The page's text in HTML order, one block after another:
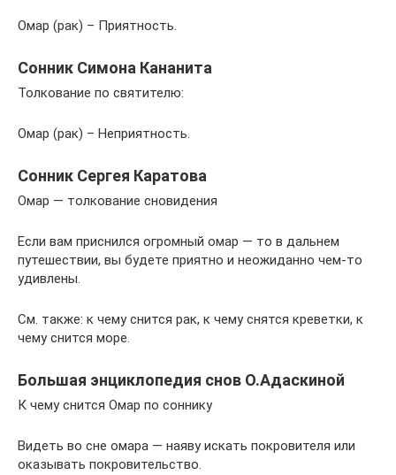
Омар (рак) – Приятность.
Сонник Симона Кананита
Толкование по святителю:
Омар (рак) – Неприятность.
Сонник Сергея Каратова
Омар — толкование сновидения
Если вам приснился огромный омар — то в дальнем
путешествии, вы будете приятно и неожиданно чем-то
удивлены.
См. также: к чему снится рак, к чему снятся креветки, к
чему снится море.
Большая энциклопедия снов О.Адаскиной
К чему снится Омар по соннику
Видеть во сне омара — наяву искать покровителя или
оказывать покровительство.